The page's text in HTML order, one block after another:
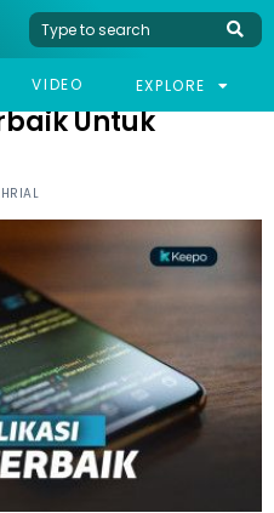
VIDEO EXPLORE
UNTUK ANDROID
Untuk